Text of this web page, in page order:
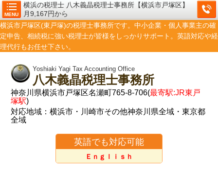
MENU
横浜の税理士 八木義晶税理士事務所【横浜市戸塚区】
月9,167円から
横浜市戸塚区(東戸塚)の税理士事務所です。中小企業・個人事業主の確
定申告、相続税に強い税理士が皆様をしっかりサポート。英語対応や経
理代行もお任せ下さい。
Yoshiaki Yagi Tax Accounting Office
八木義晶税理士事務所
神奈川県横浜市戸塚区名瀬町765-8-706(最寄駅:JR東戸
塚駅)
対応地域：横浜市・川崎市その他神奈川県全域・東京都
全域
英語でも対応可能
Ｅｎｇｌｉｓｈ